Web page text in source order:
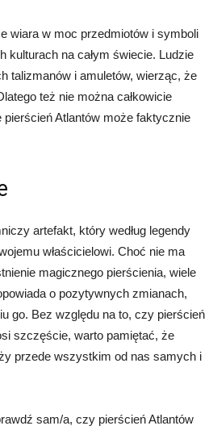
wiara w moc przedmiotów i symboli
kulturach na całym świecie. Ludzie
talizmanów i amuletów, wierząc, że
też nie można całkowicie
Atlantów może faktycznie
artefakt, który według legendy
właścicielowi. Choć nie ma
magicznego pierścienia, wiele
o pozytywnych zmianach,
go. Bez względu na to, czy pierścień
szczęście, warto pamiętać, że
przede wszystkim od nas samych i
sam/a, czy pierścień Atlantów